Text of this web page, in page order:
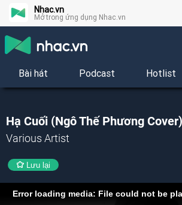
Nhac.vn
Mở trong ứng dụng Nhac.vn
Bài hát Podcast Hotlist
Hạ Cuối (Ngô Thế Phương Cover)
Various Artist
Lưu lại
Error loading media: File could not be